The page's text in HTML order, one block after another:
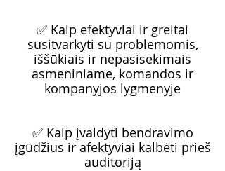
✅ Kaip efektyviai ir greitai
susitvarkyti su problemomis,
iššūkiais ir nepasisekimais
asmeniniame, komandos ir
kompanyjos lygmenyje
✅ Kaip įvaldyti bendravimo
įgūdžius ir afektyviai kalbėti prieš
auditoriją